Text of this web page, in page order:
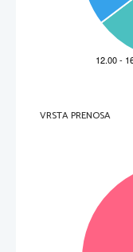
VRSTA PRENOSA